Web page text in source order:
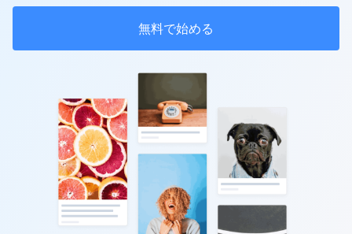
無料で始める